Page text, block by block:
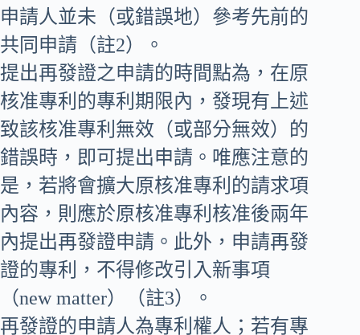
申請人並未（或錯誤地）參考先前的
共同申請（註2）。
提出再發證之申請的時間點為，在原
核准專利的專利期限內，發現有上述
致該核准專利無效（或部分無效）的
錯誤時，即可提出申請。唯應注意的
是，若將會擴大原核准專利的請求項
內容，則應於原核准專利核准後兩年
內提出再發證申請。此外，申請再發
證的專利，不得修改引入新事項
（new matter）（註3）。
再發證的申請人為專利權人；若有專